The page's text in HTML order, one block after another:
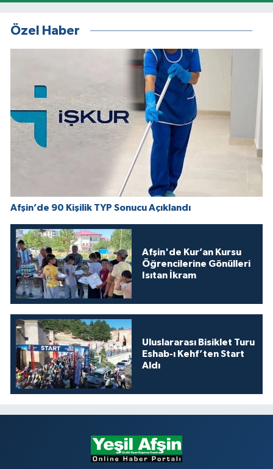
Özel Haber
Afşin’de 90 Kişilik TYP Sonucu Açıklandı
Afşin'de Kur’an Kursu
Öğrencilerine Gönülleri
Isıtan İkram
Uluslararası Bisiklet Turu
Eshab-ı Kehf’ten Start
Aldı